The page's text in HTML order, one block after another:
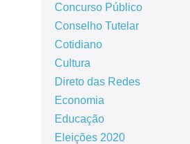
Concurso Público
Conselho Tutelar
Cotidiano
Cultura
Direto das Redes
Economia
Educação
Eleições 2020